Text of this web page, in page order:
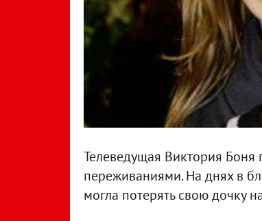
Телеведущая Виктория
переживаниями. На днях в
могла потерять свою дочку